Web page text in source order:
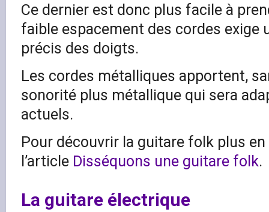
Ce dernier est donc plus facile à
faible espacement des cordes exige
précis des doigts.
Les cordes métalliques apportent,
sonorité plus métallique qui sera
actuels.
Pour découvrir la guitare folk plus
l’article Disséquons une guitare folk.
La guitare électrique